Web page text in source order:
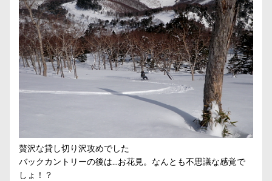
贅沢な貸し切り沢攻めでした
バックカントリーの後は…お花見。なんとも不思議な感覚で
しょ！？